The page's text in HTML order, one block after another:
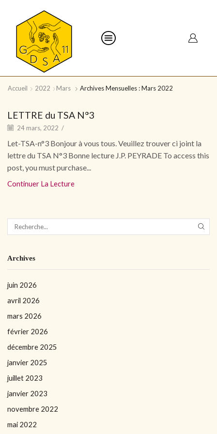
Accueil 2022 Mars Archives Mensuelles : Mars 2022
LETTRE du TSA N°3
24 mars, 2022 /
Let-TSA-n°3 Bonjour à vous tous. Veuillez trouver ci joint la
lettre du TSA N°3 Bonne lecture J.P. PEYRADE To access this
post, you must purchase...
Continuer La Lecture
Archives
juin 2026
avril 2026
mars 2026
février 2026
décembre 2025
janvier 2025
juillet 2023
janvier 2023
novembre 2022
mai 2022